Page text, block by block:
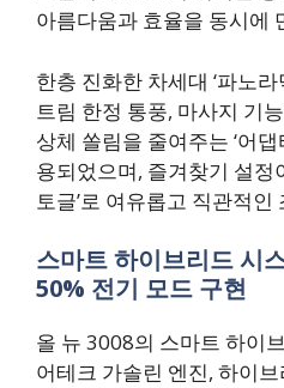
아름다움과 효율을 동시에
한층 진화한 차세대 ‘파노
트림 한정 통풍, 마사지 기
상체 쏠림을 줄여주는 ‘어
용되었으며, 즐겨찾기 설정
토글’로 여유롭고 직관적인
스마트 하이브리드 시
50% 전기 모드 구현
올 뉴 3008의 스마트 하이
어테크 가솔린 엔진, 하이